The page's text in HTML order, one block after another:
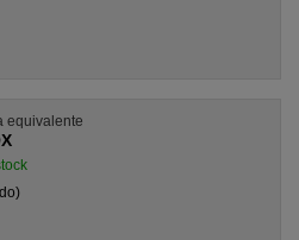
equivalente